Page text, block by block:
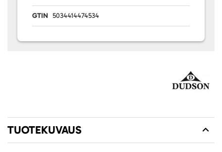
GTIN 5034414474534
TUOTEKUVAUS